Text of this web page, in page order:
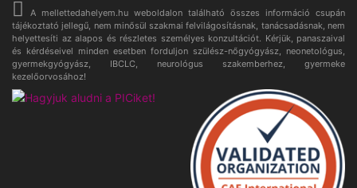
A mellettedahelyem.hu weboldalon található összes információ csupán
tájékoztató jellegű, nem minősül szakmai felvilágosításnak, tanácsadásnak, nem
helyettesíti az alapos és részletes személyes konzultációt. Kérjük, panaszaival
és kérdéseivel minden esetben forduljon szülész-nőgyógyász, neonetológus,
gyermekgyógyász, IBCLC, neurológus szakemberhez, gyermeke
kezelőorvosához!